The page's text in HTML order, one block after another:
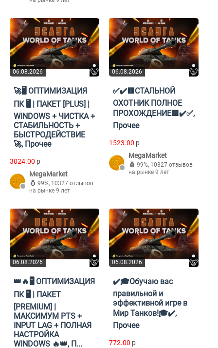
06.08.2026
🚀🖥️ ОПТИМИЗАЦИЯ
ПК 🖥️ | ПАКЕТ [PLUS] |
WINDOWS + ЧИСТКА +
СТАБИЛЬНОСТЬ +
БЫСТРОДЕЙСТВИЕ
🚀, Прочее
3024.00 p
MegaMarket
99%, 10327 отзывов
на рынке 9 лет
06.08.2026
✅✔️🟥СТАЛЬНОЙ
ОХОТНИК ПОЛНОЕ
ПРОХОЖДЕНИЕ🟥✔️✅,
Прочее
1523.00 p
MegaMarket
99%, 10327 отзывов
на рынке 9 лет
06.08.2026
👑🔥🖥️ ОПТИМИЗАЦИЯ
ПК 🖥️ | ПАКЕТ
[PREMIUM] |
МАКСИМУМ PTS +
INPUT LAG + ПОЛНАЯ
НАСТРОЙКА
WINDOWS 🔥👑, П...
06.08.2026
✔️🎓Обучаю вас
правильной и
эффективной игре в
Мир Танков!🎓✔️,
Прочее
772.00 p